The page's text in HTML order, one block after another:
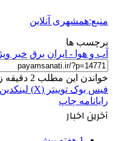
منبع:همشهری آنلاین
برچسب ها
آب و هوا - ایران برق خبر
خواندن این مطلب 2 دقیقه زمان میبرد
فیس بوک توییتر (X) لینکدین
رایانامه چاپ
آخرین اخبار